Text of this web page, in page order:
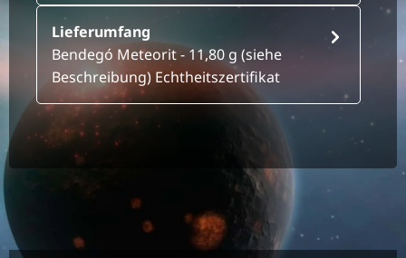
Lieferumfang
Bendegó Meteorit - 11,80 g (siehe
Beschreibung) Echtheitszertifikat